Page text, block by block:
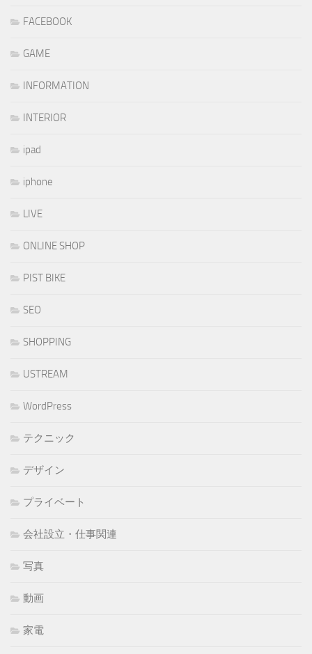
FACEBOOK
GAME
INFORMATION
INTERIOR
ipad
iphone
LIVE
ONLINE SHOP
PIST BIKE
SEO
SHOPPING
USTREAM
WordPress
テクニック
デザイン
プライベート
会社設立・仕事関連
写真
動画
家電